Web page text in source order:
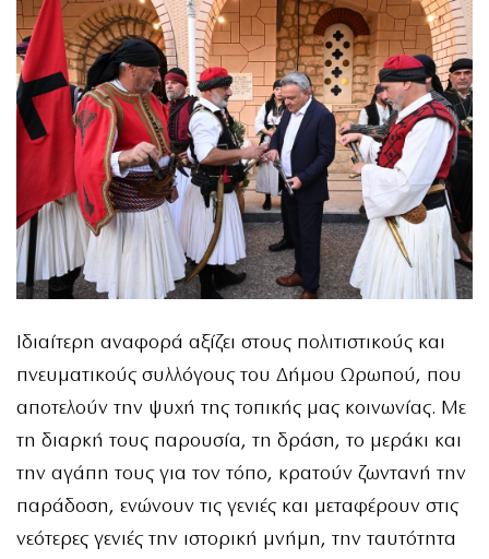
Ιδιαίτερη αναφορά αξίζει στους πολιτιστικούς και
πνευματικούς συλλόγους του Δήμου Ωρωπού, που
αποτελούν την ψυχή της τοπικής μας κοινωνίας. Με
τη διαρκή τους παρουσία, τη δράση, το μεράκι και
την αγάπη τους για τον τόπο, κρατούν ζωντανή την
παράδοση, ενώνουν τις γενιές και μεταφέρουν στις
νεότερες γενιές την ιστορική μνήμη, την ταυτότητα